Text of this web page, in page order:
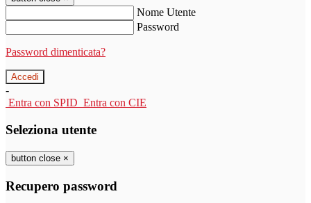
Nome Utente
Password
Password dimenticata?
-
Entra con SPID Entra con CIE
Seleziona utente
button close ×
Recupero password